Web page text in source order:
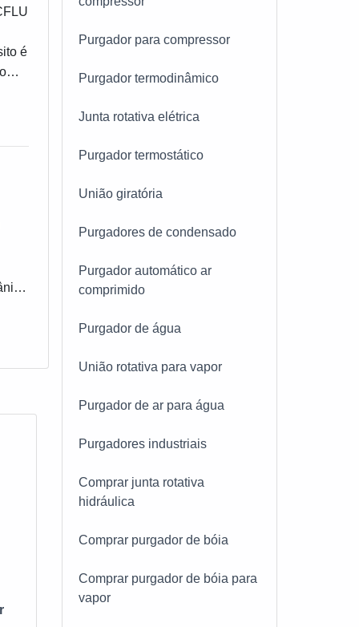
é
Purgador para compressor
Purgador termodinâmico
Junta rotativa elétrica
Purgador termostático
União giratória
Purgadores de condensado
Purgador automático ar
comprimido
Purgador de água
União rotativa para vapor
Purgador de ar para água
Purgadores industriais
Comprar junta rotativa
hidráulica
Comprar purgador de bóia
Comprar purgador de bóia para
vapor